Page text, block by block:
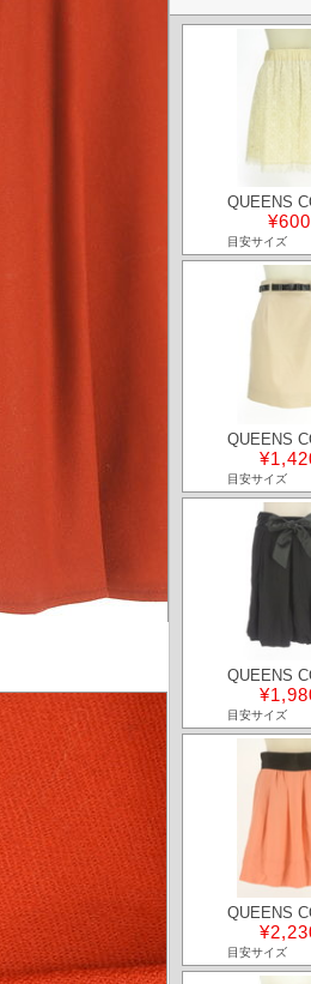
QUEENS
¥600
目安サイズ
QUEENS
目安サイズ
QUEENS
目安サイズ
QUEENS
目安サイズ